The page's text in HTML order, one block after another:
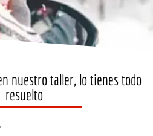
nuestro taller, lo tienes todo
resuelto